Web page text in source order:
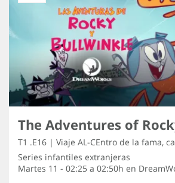
T1 .E16 | Viaje AL-CEntro de la fama,
Series infantiles extranjeras
Martes 11 - 02:25 a 02:50h en